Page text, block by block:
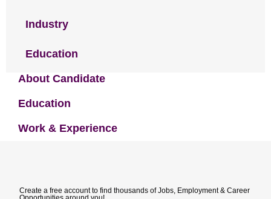
Industry
Education
About Candidate
Education
Work & Experience
Create a free account to find thousands of Jobs, Employment & Career